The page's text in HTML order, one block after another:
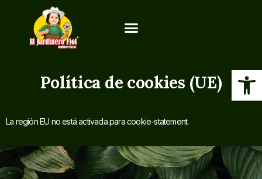
Política de cookies (UE)
La región EU no está activada para cookie-statement.